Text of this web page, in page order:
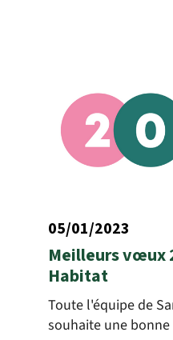
05/01/2023
Meilleurs vœux
Habitat
Toute l'équipe de
souhaite une bonne